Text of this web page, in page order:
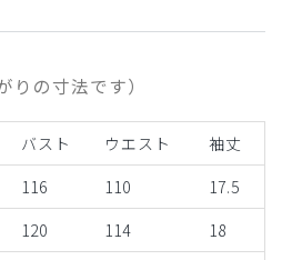
りの寸法です）
バスト ウエスト
袖丈
116 110
17.5
120 114
18